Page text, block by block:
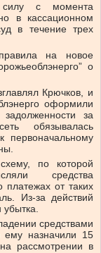
силу с момента
в кассационном
в течение трех
на новое
о
Крючков, и
оформили
за
обязывалась
первоначальному
по которой
средства
платежах от таких
Из-за действий
убытка.
средствами
ему назначили 15
рассмотрении в